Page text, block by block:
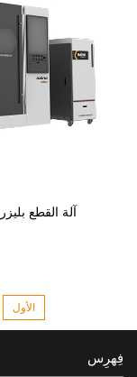
آلة القطع
الأول
فِهرِس